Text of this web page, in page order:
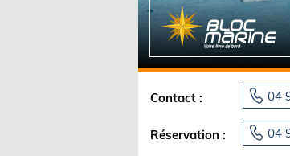
Contact : 04
Réservation : 04